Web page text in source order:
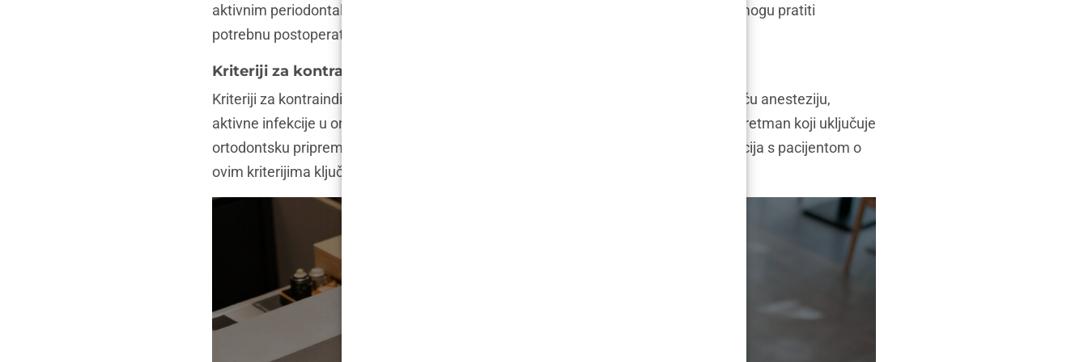
aktivnim periodontalnim bolestima, nedovoljno razvijenim čeljustima, ili oni koji ne mogu pratiti
potrebnu postoperativnu skrb, mogu biti kontraindicirani.
Kriteriji za kontraindikacije operacije
Kriteriji za kontraindikacije uključuju medicinska stanja koja predstavljaju rizik za opću anesteziju,
aktivne infekcije u oralnoj šupljini, te nedostatak motivacije pacijenta za dugotrajni tretman koji uključuje
ortodontsku pripremu i postoperativnu rehabilitaciju. Temeljita procjena i komunikacija s pacijentom o
ovim kriterijima ključni su za uspješno planiranje i izvođenje ortognatske kirurgije.